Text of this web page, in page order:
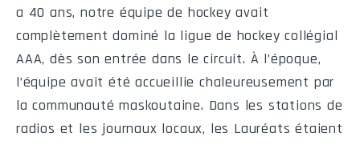
a 40 ans, notre équipe de hockey avait
complètement dominé la ligue de hockey collégial
AAA, dès son entrée dans le circuit. À l’époque,
l’équipe avait été accueillie chaleureusement par
la communauté maskoutaine. Dans les stations de
radios et les journaux locaux, les Lauréats étaient